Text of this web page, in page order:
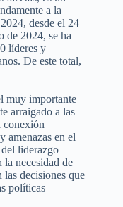
a la
desde el 24
de 2024, se ha
líderes y
De este total,
muy importante
arraigado a las
conexión
amenazas en el
liderazgo
necesidad de
decisiones que
políticas